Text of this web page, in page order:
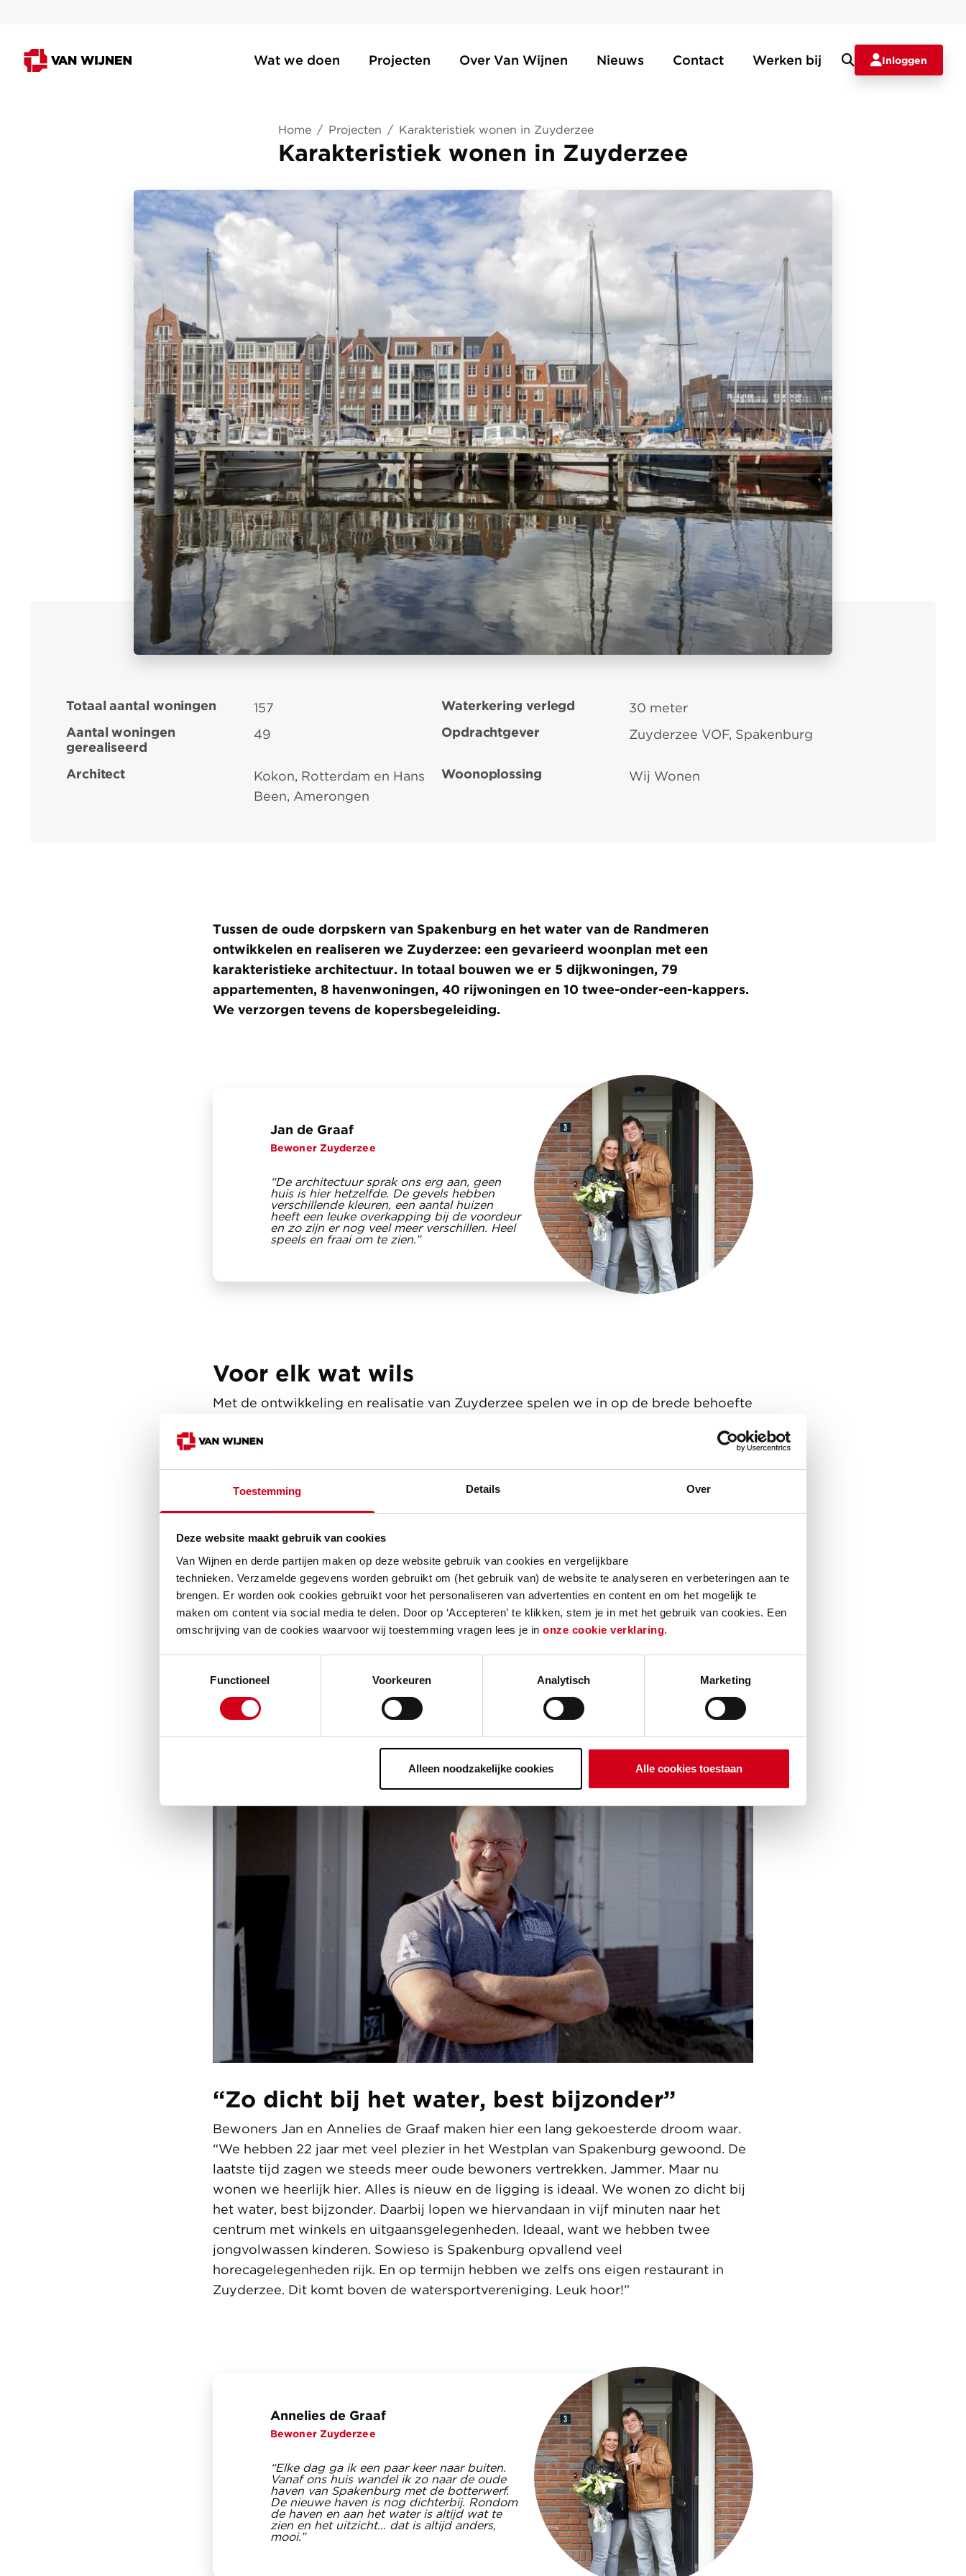
Toestemming Details Over
Deze website maakt gebruik van cookies
Van Wijnen en derde partijen maken op deze website gebruik van cookies en vergelijkbare
technieken. Verzamelde gegevens worden gebruikt om (het gebruik van) de website te analyseren en verbeteringen aan te
brengen. Er worden ook cookies gebruikt voor het personaliseren van advertenties en content en om het mogelijk te
maken om content via social media te delen. Door op ‘Accepteren’ te klikken, stem je in met het gebruik van cookies. Een
omschrijving van de cookies waarvoor wij toestemming vragen lees je in onze cookie verklaring.
Functioneel
Voorkeuren Analytisch Marketing
Alleen noodzakelijke cookies Alle cookies toestaan
Wat we doen Projecten Over Van Wijnen Nieuws Contact Werken bij Inloggen
Home / Projecten / Karakteristiek wonen in Zuyderzee
Karakteristiek wonen in Zuyderzee
Totaal aantal woningen 157 Waterkering verlegd
30 meter
Aantal woningen
gerealiseerd
49 Opdrachtgever Zuyderzee VOF, Spakenburg
Architect
Kokon, Rotterdam en Hans
Been, Amerongen
Woonoplossing Wij Wonen
Tussen de oude dorpskern van Spakenburg en het water van de Randmeren
ontwikkelen en realiseren we Zuyderzee: een gevarieerd woonplan met een
karakteristieke architectuur. In totaal bouwen we er 5 dijkwoningen, 79
appartementen, 8 havenwoningen, 40 rijwoningen en 10 twee-onder-een-kappers.
We verzorgen tevens de kopersbegeleiding.
Jan de Graaf
Bewoner Zuyderzee
“De architectuur sprak ons erg aan, geen
huis is hier hetzelfde. De gevels hebben
verschillende kleuren, een aantal huizen
heeft een leuke overkapping bij de voordeur
en zo zijn er nog veel meer verschillen. Heel
speels en fraai om te zien.”
Voor elk wat wils
Met de ontwikkeling en realisatie van Zuyderzee spelen we in op de brede behoefte
appartement. Ondanks dat hij het helemaal niet zag zitten te verhuizen, is hij toch
prachtig huis. We hadden zelfs de hele bovenverdieping net verbouwd en waren
bij vrienden en kennissen die al een appartement hadden gekocht in een eerdere
fase. Met name de ruimte, de plek en het uitzicht spraken hem aan.
Benieuwd naar het hele verhaal van Alex, waarin hij vertelt waarom hij toch besloot
na 28 jaar te verhuizen? In een uitgebreid interview vertelt Alex hoe hij het hele
traject heeft ervaren.
“Zo dicht bij het water, best bijzonder”
Bewoners Jan en Annelies de Graaf maken hier een lang gekoesterde droom waar.
“We hebben 22 jaar met veel plezier in het Westplan van Spakenburg gewoond. De
laatste tijd zagen we steeds meer oude bewoners vertrekken. Jammer. Maar nu
wonen we heerlijk hier. Alles is nieuw en de ligging is ideaal. We wonen zo dicht bij
het water, best bijzonder. Daarbij lopen we hiervandaan in vijf minuten naar het
centrum met winkels en uitgaansgelegenheden. Ideaal, want we hebben twee
jongvolwassen kinderen. Sowieso is Spakenburg opvallend veel
horecagelegenheden rijk. En op termijn hebben we zelfs ons eigen restaurant in
Zuyderzee. Dit komt boven de watersportvereniging. Leuk hoor!”
Annelies de Graaf
Bewoner Zuyderzee
“Elke dag ga ik een paar keer naar buiten.
Vanaf ons huis wandel ik zo naar de oude
haven van Spakenburg met de botterwerf.
De nieuwe haven is nog dichterbij. Rondom
de haven en aan het water is altijd wat te
zien en het uitzicht… dat is altijd anders,
mooi.”